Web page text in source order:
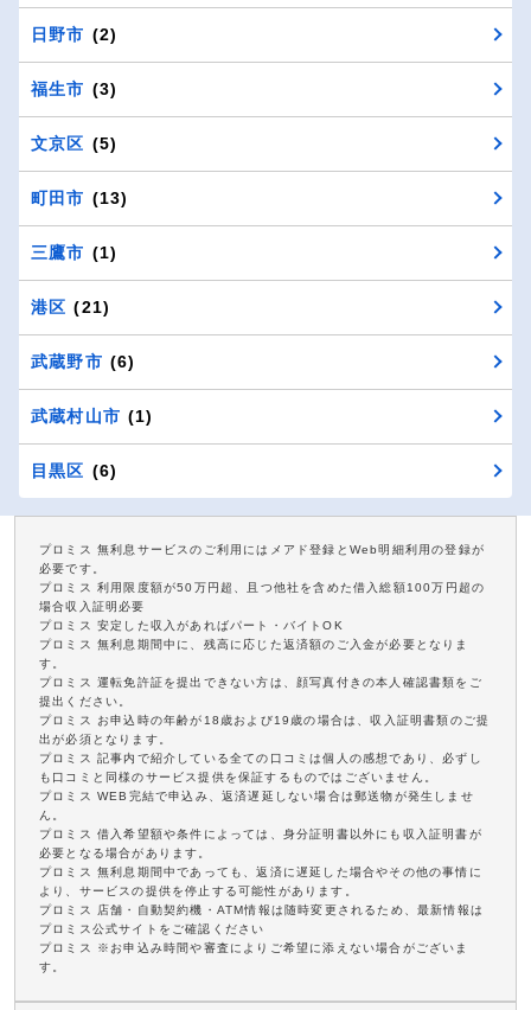
日野市 (2)
福生市 (3)
文京区 (5)
町田市 (13)
三鷹市 (1)
港区 (21)
武蔵野市 (6)
武蔵村山市 (1)
目黒区 (6)
プロミス 無利息サービスのご利用にはメアド登録とWeb明細利用の登録が
必要です。
プロミス 利用限度額が50万円超、且つ他社を含めた借入総額100万円超の
場合収入証明必要
プロミス 安定した収入があればパート・バイトOK
プロミス 無利息期間中に、残高に応じた返済額のご入金が必要となりま
す。
プロミス 運転免許証を提出できない方は、顔写真付きの本人確認書類をご
提出ください。
プロミス お申込時の年齢が18歳および19歳の場合は、収入証明書類のご提
出が必須となります。
プロミス 記事内で紹介している全ての口コミは個人の感想であり、必ずし
も口コミと同様のサービス提供を保証するものではございません。
プロミス WEB完結で申込み、返済遅延しない場合は郵送物が発生しませ
ん。
プロミス 借入希望額や条件によっては、身分証明書以外にも収入証明書が
必要となる場合があります。
プロミス 無利息期間中であっても、返済に遅延した場合やその他の事情に
より、サービスの提供を停止する可能性があります。
プロミス 店舗・自動契約機・ATM情報は随時変更されるため、最新情報は
プロミス公式サイトをご確認ください
プロミス ※お申込み時間や審査によりご希望に添えない場合がございま
す。